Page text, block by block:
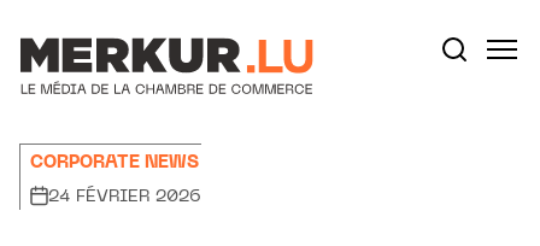
CORPORATE NEWS
24 FÉVRIER 2026